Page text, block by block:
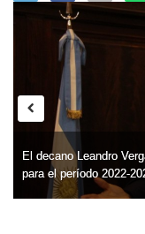
El decano Leandro
para el período 2022-
El decano Leandro
para el período 2022-